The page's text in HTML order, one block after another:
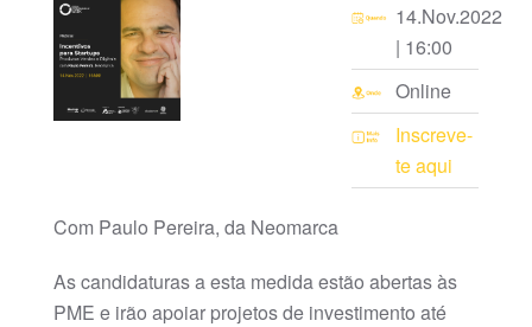
14.Nov.2022
| 16:00
Online
Inscreve-
te aqui
Com Paulo Pereira, da Neomarca
As candidaturas a esta medida estão abertas às
PME e irão apoiar projetos de investimento até